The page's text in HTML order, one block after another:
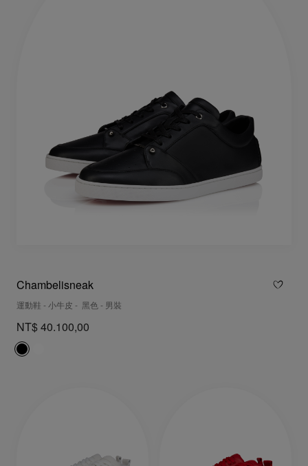
Chambelisneak
運動鞋 - 小牛皮 - 黑色 - 男裝
NT$ 40.100,00